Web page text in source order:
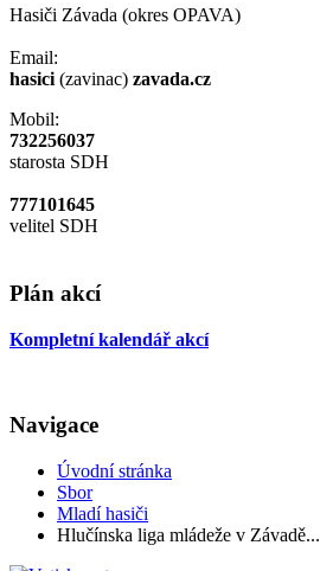
Hasiči Závada (okres OPAVA)
Email:
hasici (zavinac) zavada.cz
Mobil:
732256037
starosta SDH
777101645
velitel SDH
Plán akcí
Kompletní kalendář akcí
Navigace
Úvodní stránka
Sbor
Mladí hasiči
Hlučínska liga mládeže v Závadě...